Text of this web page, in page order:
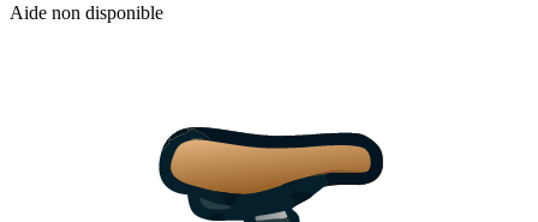
Aide non disponible